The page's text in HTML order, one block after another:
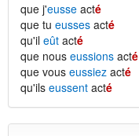
que j'eusse acté
que tu eusses acté
qu'il eût acté
que nous eussions acté
que vous eussiez acté
qu'ils eussent acté